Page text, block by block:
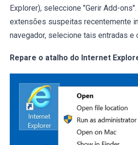
Explorer), seleccione "Gerir Add-
extensões suspeitas recentemente
navegador, selecione tais entradas e
Repare o atalho do Internet